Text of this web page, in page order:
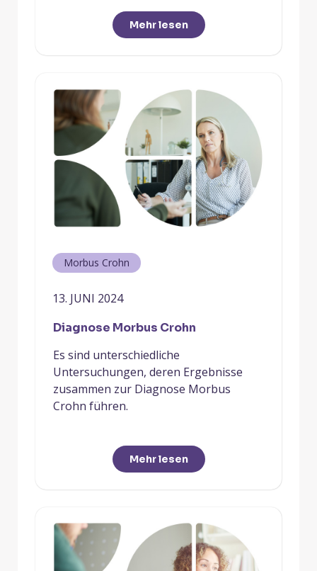
Mehr lesen
Morbus Crohn
13. JUNI 2024
Diagnose Morbus Crohn
Es sind unterschiedliche
Untersuchungen, deren Ergebnisse
zusammen zur Diagnose Morbus
Crohn führen.
Mehr lesen